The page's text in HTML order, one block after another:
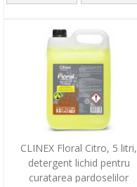
CLINEX Floral Citro, 5 litri,
detergent lichid pentru
curatarea pardoselilor